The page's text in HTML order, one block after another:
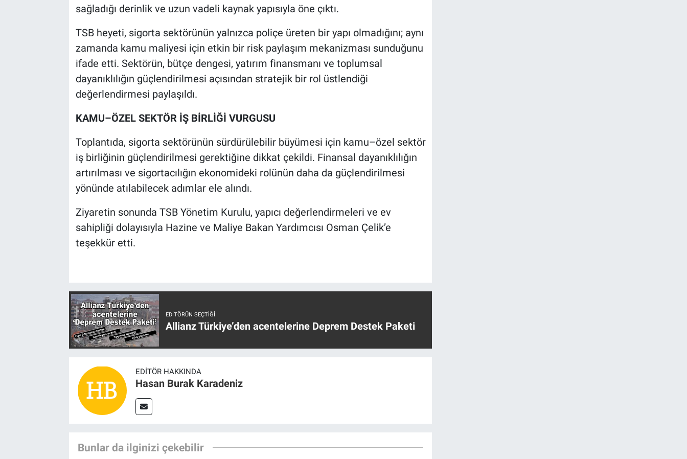
sağladığı derinlik ve uzun vadeli kaynak yapısıyla öne çıktı.
TSB heyeti, sigorta sektörünün yalnızca poliçe üreten bir yapı olmadığını; aynı
zamanda kamu maliyesi için etkin bir risk paylaşım mekanizması sunduğunu
ifade etti. Sektörün, bütçe dengesi, yatırım finansmanı ve toplumsal
dayanıklılığın güçlendirilmesi açısından stratejik bir rol üstlendiği
değerlendirmesi paylaşıldı.
KAMU–ÖZEL SEKTÖR İŞ BİRLİĞİ VURGUSU
Toplantıda, sigorta sektörünün sürdürülebilir büyümesi için kamu–özel sektör
iş birliğinin güçlendirilmesi gerektiğine dikkat çekildi. Finansal dayanıklılığın
artırılması ve sigortacılığın ekonomideki rolünün daha da güçlendirilmesi
yönünde atılabilecek adımlar ele alındı.
Ziyaretin sonunda TSB Yönetim Kurulu, yapıcı değerlendirmeleri ve ev
sahipliği dolayısıyla Hazine ve Maliye Bakan Yardımcısı Osman Çelik’e
teşekkür etti.
EDITÖRÜN SEÇTIĞI
Allianz Türkiye’den acentelerine Deprem Destek Paketi
EDITÖR HAKKINDA
Hasan Burak Karadeniz
Bunlar da ilginizi çekebilir